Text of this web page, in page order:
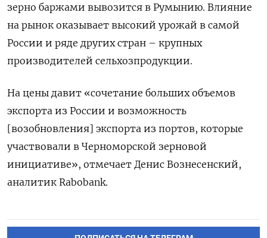
зерно баржами вывозится в Румынию. Влияние
на рынок оказывает высокий урожай в самой
России и ряде других стран – крупных
производителей сельхозпродукции.
На цены давит «сочетание больших объемов
экспорта из России и возможность
[возобновления] экспорта из портов, которые
участвовали в Черноморской зерновой
инициативе», отмечает Денис Вознесенский,
аналитик Rabobank.